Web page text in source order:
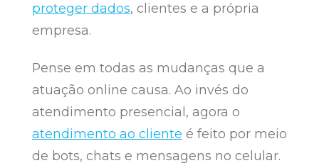
proteger dados, clientes e a própria
empresa.
Pense em todas as mudanças que a
atuação online causa. Ao invés do
atendimento presencial, agora o
atendimento ao cliente é feito por meio
de bots, chats e mensagens no celular.